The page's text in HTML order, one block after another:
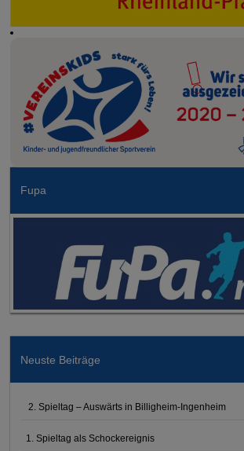
Fupa
Neuste Beiträge
2. Spieltag – Auswärts in Billigheim-Ingenheim
1. Spieltag als Schockereignis